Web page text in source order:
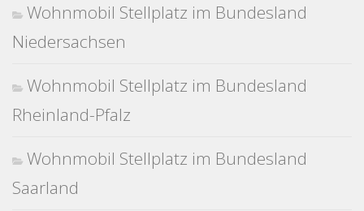
Wohnmobil Stellplatz im Bundesland
Niedersachsen
Wohnmobil Stellplatz im Bundesland
Rheinland-Pfalz
Wohnmobil Stellplatz im Bundesland
Saarland